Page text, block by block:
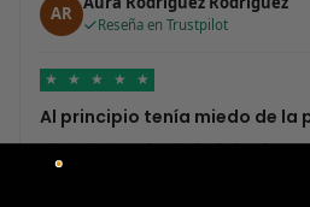
AR
Reseña en Trustpilot
★ ★ ★ ★ ★
Al principio tenía miedo de la
Al principio tenía miedo de la página
me ha sorprendido para bien porque